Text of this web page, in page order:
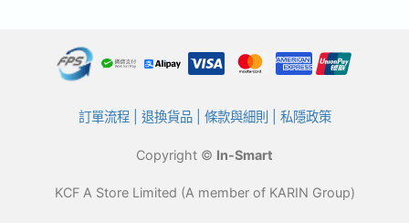
訂單流程| 退換貨品| 條款與細則 私隱政策
Copyright © In-Smart
KCF A Store Limited (A member of KARIN Group)